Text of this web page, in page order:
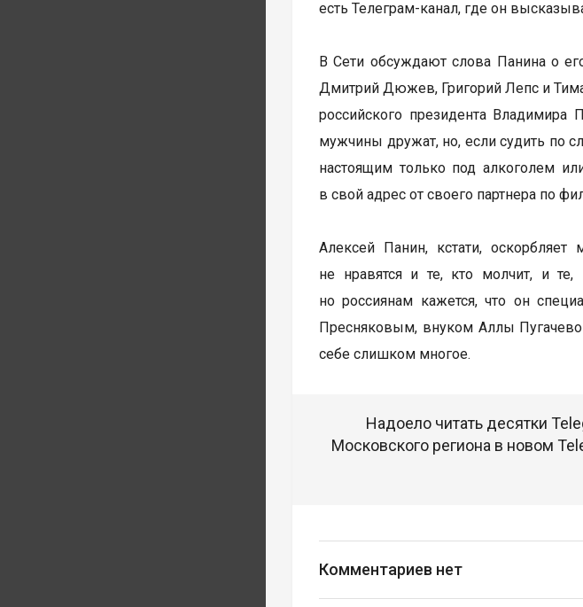
есть Телеграм-канал, где он
В Сети обсуждают слова Панина о
Дмитрий Дюжев, Григорий Лепс и
российского президента
мужчины дружат, но, если судить по
настоящим только под алкоголем
в свой адрес от своего партнера по
Алексей Панин, кстати,
не нравятся и те, кто молчит, и
но россиянам кажется, что он
Пресняковым, внуком Аллы
себе слишком многое.
Надоело читать десятки
Московского региона в новом
Комментариев нет